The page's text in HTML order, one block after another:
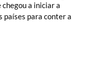
a iniciar a
países para conter a